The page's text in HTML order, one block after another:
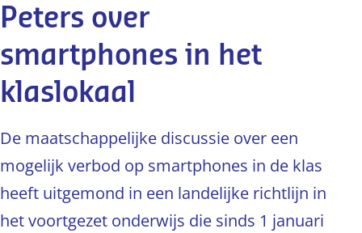
Peters over
smartphones in het
klaslokaal
De maatschappelijke discussie over een
mogelijk verbod op smartphones in de klas
heeft uitgemond in een landelijke richtlijn in
het voortgezet onderwijs die sinds 1 januari